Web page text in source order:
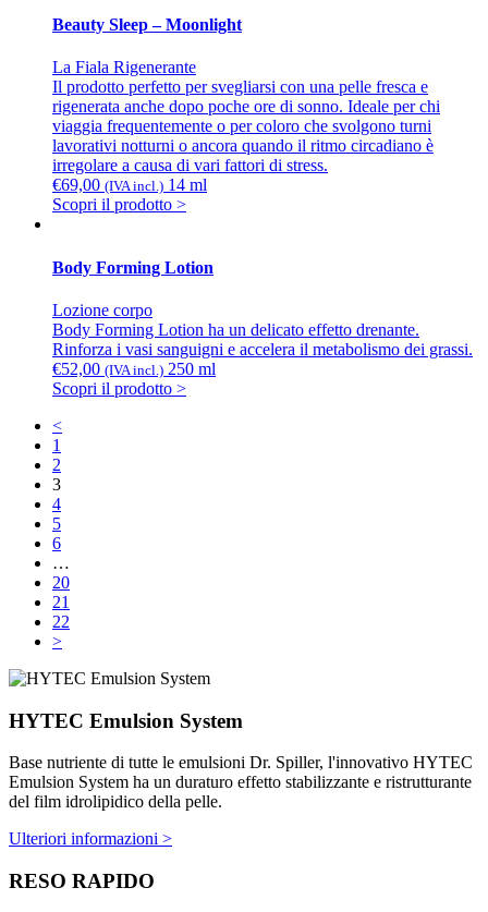
Beauty Sleep – Moonlight
La Fiala Rigenerante
Il prodotto perfetto per svegliarsi con una pelle fresca e
rigenerata anche dopo poche ore di sonno. Ideale per chi
viaggia frequentemente o per coloro che svolgono turni
lavorativi notturni o ancora quando il ritmo circadiano è
irregolare a causa di vari fattori di stress.
€69,00 (IVA incl.) 14 ml
Scopri il prodotto >
Body Forming Lotion
Lozione corpo
Body Forming Lotion ha un delicato effetto drenante.
Rinforza i vasi sanguigni e accelera il metabolismo dei grassi.
€52,00 (IVA incl.) 250 ml
Scopri il prodotto >
<
1
2
3
4
5
6
…
20
21
22
>
HYTEC Emulsion System
Base nutriente di tutte le emulsioni Dr. Spiller, l'innovativo HYTEC
Emulsion System ha un duraturo effetto stabilizzante e ristrutturante
del film idrolipidico della pelle.
Ulteriori informazioni >
RESO RAPIDO